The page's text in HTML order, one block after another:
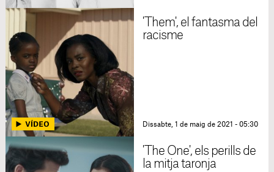
'Them', el fantasma del
racisme
Dissabte, 1 de maig de 2021 - 05:30
'The One', els perills de
la mitja taronja